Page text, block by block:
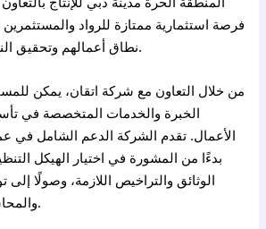
فرصة استثمارية ممتازة للرواد
نطاق أعمالهم وتحقيق النجاح في سوق الإنتاج.
من خلال التعاون مع شركة اتقان، يمكن
الخبرة والخدمات المتخصصة في
الأعمال. تقدم الشركة الدعم الشامل في
بدءًا من المشورة في اختيار الهيكل
الوثائق والتراخيص اللازمة، وصولًا إلى
والمحاسبية وإدارة الضرائب.